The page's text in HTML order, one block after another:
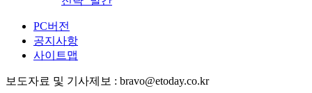
PC버전
공지사항
사이트맵
보도자료 및 기사제보 : bravo@etoday.co.kr